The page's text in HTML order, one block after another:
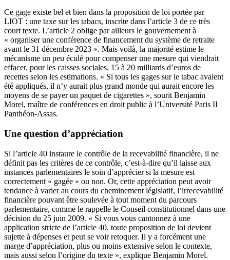
Ce gage existe bel et bien dans la proposition de loi portée par
LIOT : une taxe sur les tabacs, inscrite dans l’article 3 de ce très
court texte. L’article 2 oblige par ailleurs le gouvernement à
« organiser une conférence de financement du système de retraite
avant le 31 décembre 2023 ». Mais voilà, la majorité estime le
mécanisme un peu éculé pour compenser une mesure qui viendrait
effacer, pour les caisses sociales, 15 à 20 milliards d’euros de
recettes selon les estimations. « Si tous les gages sur le tabac avaient
été appliqués, il n’y aurait plus grand monde qui aurait encore les
moyens de se payer un paquet de cigarettes », sourit Benjamin
Morel, maître de conférences en droit public à l’Université Paris II
Panthéon-Assas.
Une question d’appréciation
Si l’article 40 instaure le contrôle de la recevabilité financière, il ne
définit pas les critères de ce contrôle, c’est-à-dire qu’il laisse aux
instances parlementaires le soin d’apprécier si la mesure est
correctement « gagée » ou non. Or, cette appréciation peut avoir
tendance à varier au cours du cheminement législatif, l’irrecevabilité
financière pouvant être soulevée à tout moment du parcours
parlementaire, comme le rappelle le Conseil constitutionnel dans une
décision du 25 juin 2009. « Si vous vous cantonnez à une
application stricte de l’article 40, toute proposition de loi devient
sujette à dépenses et peut se voir retoquer. Il y a forcément une
marge d’appréciation, plus ou moins extensive selon le contexte,
mais aussi selon l’origine du texte », explique Benjamin Morel.